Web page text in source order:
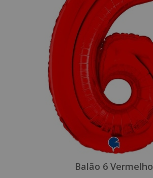
Balão 6 Vermelho